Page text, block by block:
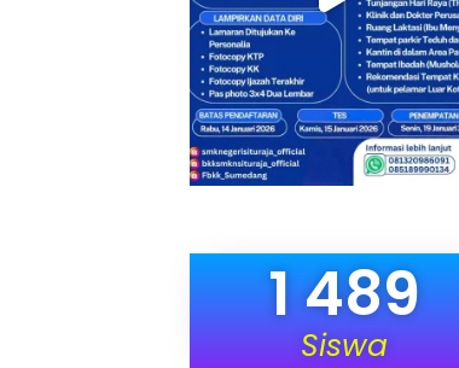
Siswa
1 489